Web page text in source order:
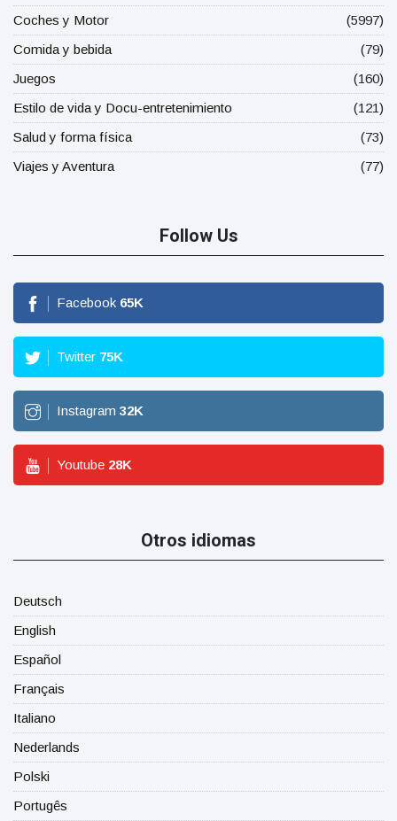
Coches y Motor
(5997)
Comida y bebida
(79)
Juegos
(160)
Estilo de vida y Docu-entretenimiento
(121)
Salud y forma física
(73)
Viajes y Aventura
(77)
Follow Us
Facebook 65K
Twitter 75K
Instagram 32K
Youtube 28K
Otros idiomas
Deutsch
English
Español
Français
Italiano
Nederlands
Polski
Portugês